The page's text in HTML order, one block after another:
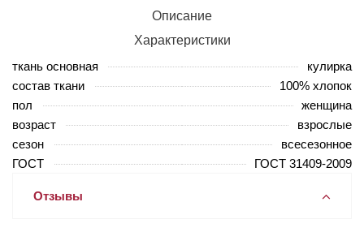
Описание
Характеристики
ткань основная
кулирка
состав ткани
100% хлопок
пол
женщина
возраст
взрослые
сезон
всесезонное
ГОСТ
ГОСТ 31409-2009
Отзывы